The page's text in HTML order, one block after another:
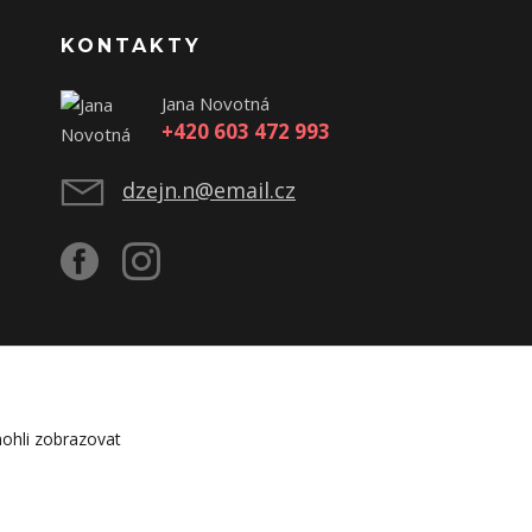
KONTAKTY
Jana Novotná
+420 603 472 993
dzejn.n@email.cz
zobrazovat